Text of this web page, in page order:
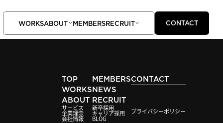
WORKSABOUT MEMBERSRECRUIT CONTACT
TOP
WORKS
ABOUT
サービス
企業理念
会社情報
MEMBERS
NEWS
RECRUIT
新卒採用
キャリア採用
BLOG
CONTACT
プライバシーポリシー